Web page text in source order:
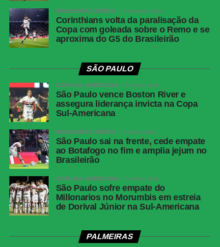
Gustavo (Zapelli) e Jadson (Renan
Peixoto); Leozinho (Kerwin Vargas),
Mendoza e Viveros
Técnico
COMENTE ABAIXO:
WhatsApp
Facebook
Twitter
Messenger
LinkedIn
Share
BRASILEIRÃO SÉRIE A 2 semanas atrás
Corinthians volta da paralisação da
Copa com goleada sobre o Remo e se
aproxima do G5 do Brasileirão
SÃO PAULO
COPA SUL-AMERICANA 2 meses atrás
São Paulo vence Boston River e
assegura liderança invicta na Copa
Sul-Americana
BRASILEIRÃO SÉRIE A 3 meses atrás
São Paulo sai na frente, cede empate
ao Botafogo no fim e amplia jejum no
Brasileirão
COPA SUL-AMERICANA 3 meses atrás
São Paulo sofre empate do
Millonarios no Morumbis em estreia
de Dorival Júnior na Sul-Americana
PALMEIRAS